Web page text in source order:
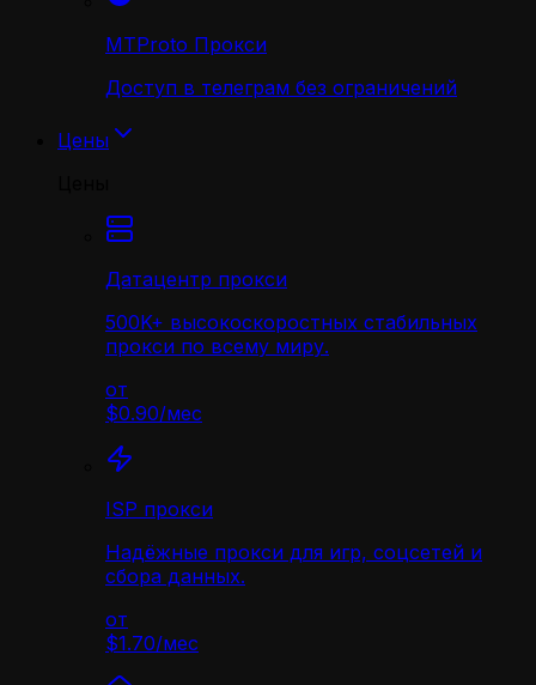
MTProto Прокси
Доступ в телеграм без ограничений
Цены
Датацентр прокси
500K+ высокоскоростных стабильных
прокси по всему миру.
от
$0.90/мес
ISP прокси
Надёжные прокси для игр, соцсетей и
сбора данных.
от
$1.70/мес